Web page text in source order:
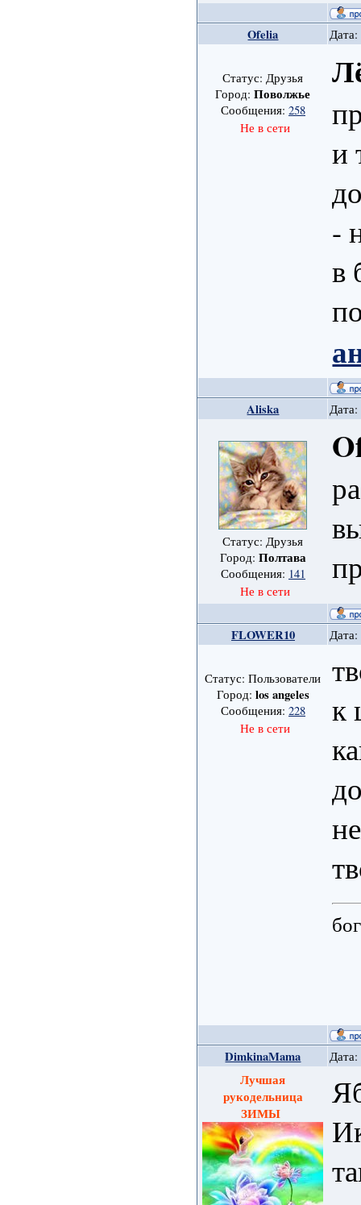
Ofelia
Статус: Друзья
Город:Поволжье
Сообщения: 258
Не в сети
и
-
в
Aliska
Статус: Друзья
Город: Полтава
Сообщения: 141
Не в сети
FLOWER10
Статус: Пользователи
Город: los angeles
Сообщения: 228
Не в сети
к
DimkinaMama
Лучшая
рукодельница
ЗИМЫ